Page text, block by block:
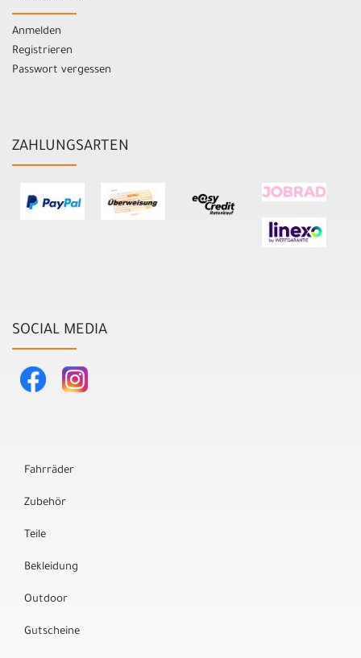
Anmelden
Registrieren
Passwort vergessen
ZAHLUNGSARTEN
SOCIAL MEDIA
Fahrräder
Zubehör
Teile
Bekleidung
Outdoor
Gutscheine